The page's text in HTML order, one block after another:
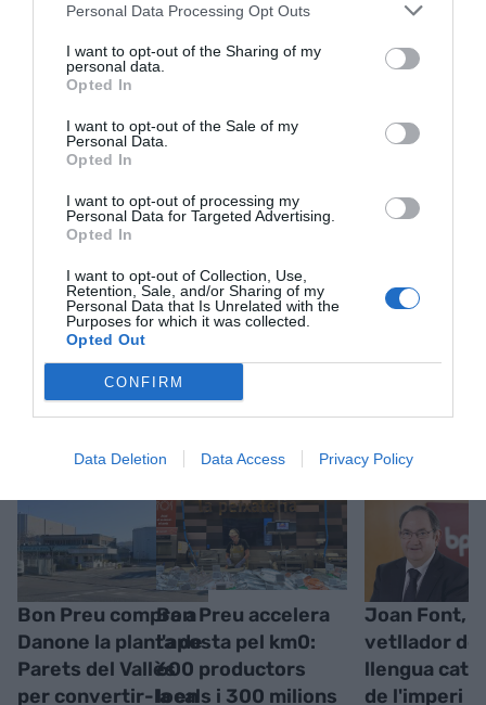
Personal Data Processing Opt Outs
I want to opt-out of the Sharing of my
personal data.
Opted In
I want to opt-out of the Sale of my
Personal Data.
Opted In
I want to opt-out of processing my
Personal Data for Targeted Advertising.
Opted In
I want to opt-out of Collection, Use,
Retention, Sale, and/or Sharing of my
Personal Data that Is Unrelated with the
Purposes for which it was collected.
Opted Out
CONFIRM
Data Deletion Data Access Privacy Policy
2025.
Google de forma gratuïta
Estigues informat amb les últimes notícies d'actualitat
ACTIVAR ARA
RELACIONADES
Bon Preu compra a
Danone la planta de
Parets del Vallès
per convertir-la en
Bon Preu accelera
l'aposta pel km0:
600 productors
locals i 300 milions
Joan Font,
vetllador de
llengua
de l'imperi